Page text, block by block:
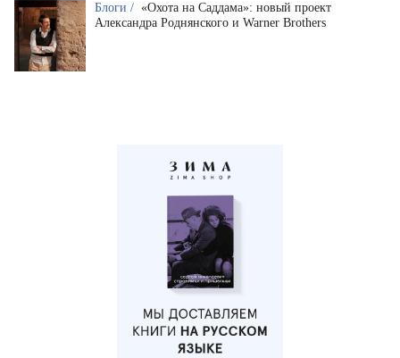
Блоги / «Охота на Саддама»: новый проект
Александра Роднянского и Warner Brothers